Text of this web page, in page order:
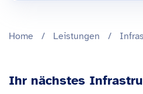
Home / Leistungen /
Ihr nächstes